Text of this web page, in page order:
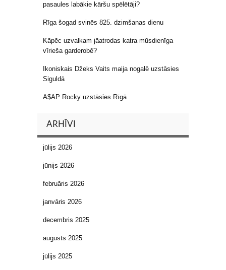
pasaules labākie kāršu spēlētāji?
Rīga šogad svinēs 825. dzimšanas dienu
Kāpēc uzvalkam jāatrodas katra mūsdienīga
vīrieša garderobē?
Ikoniskais Džeks Vaits maija nogalē uzstāsies
Siguldā
A$AP Rocky uzstāsies Rīgā
ARHĪVI
jūlijs 2026
jūnijs 2026
februāris 2026
janvāris 2026
decembris 2025
augusts 2025
jūlijs 2025